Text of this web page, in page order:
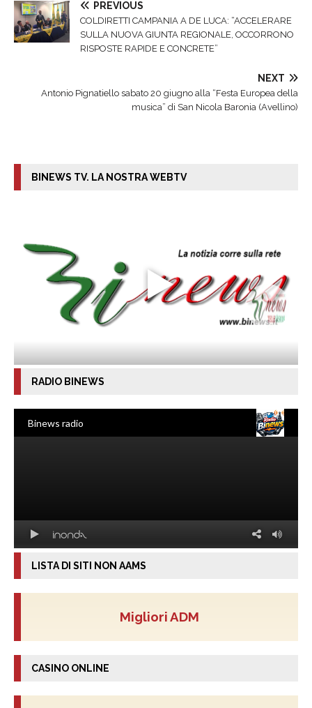
PREVIOUS
COLDIRETTI CAMPANIA A DE LUCA: “ACCELERARE
SULLA NUOVA GIUNTA REGIONALE, OCCORRONO
RISPOSTE RAPIDE E CONCRETE”
NEXT
Antonio Pignatiello sabato 20 giugno alla “Festa Europea della
musica” di San Nicola Baronia (Avellino)
BINEWS TV. LA NOSTRA WEBTV
RADIO BINEWS
LISTA DI SITI NON AAMS
Migliori ADM
CASINO ONLINE